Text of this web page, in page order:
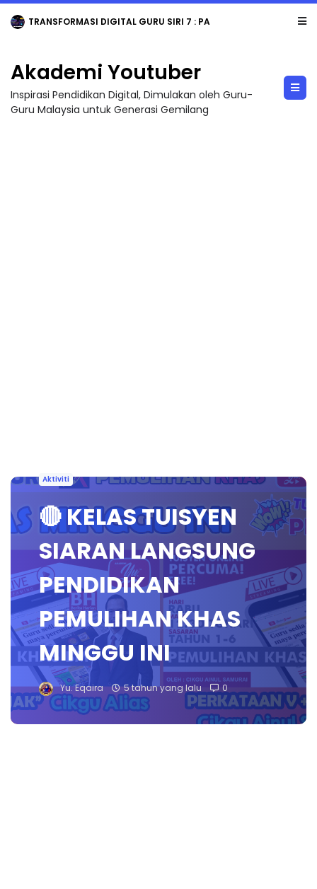
TRANSFORMASI DIGITAL GURU SIRI 7 : PAHLAWAN DIGITAL PENYELAMAT DUNIA
Akademi Youtuber
Inspirasi Pendidikan Digital, Dimulakan oleh Guru-
Guru Malaysia untuk Generasi Gemilang
Aktiviti
🔴 KELAS TUISYEN
SIARAN LANGSUNG
PENDIDIKAN
PEMULIHAN KHAS
MINGGU INI
Yu. Eqaira 5 tahun yang lalu 0